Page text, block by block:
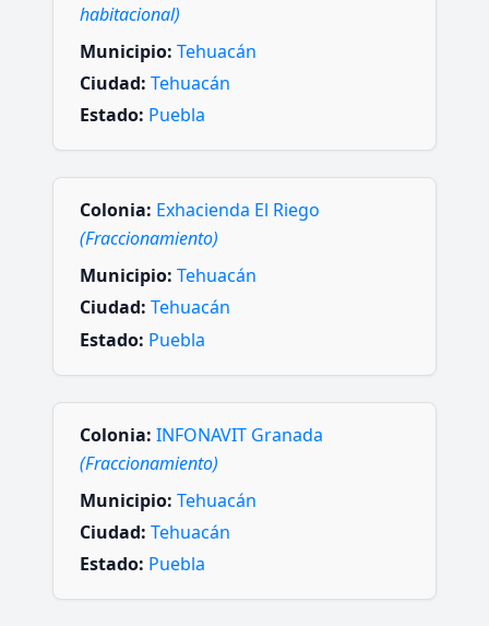
habitacional)
Municipio: Tehuacán
Ciudad: Tehuacán
Estado: Puebla
Colonia: Exhacienda El Riego
(Fraccionamiento)
Municipio: Tehuacán
Ciudad: Tehuacán
Estado: Puebla
Colonia: INFONAVIT Granada
(Fraccionamiento)
Municipio: Tehuacán
Ciudad: Tehuacán
Estado: Puebla